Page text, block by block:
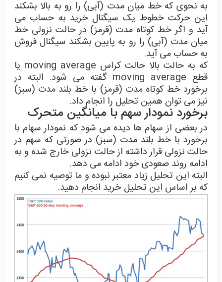
به نحوی که خط میان مدت (آبی) را رو به بالا بشکند
این حرکت خطوط یک سیگنال خرید به حساب می
آید و اگر خط کوتاه مدت (قرمز) در حالت نزولی خط
میان مدت (آبی) را رو به پایین بشکند سیگنال فروش
به حساب می آید.
که به حالت بالا حالت کراس moving average یا
قطع moving average گفته می شود. البته در
برخورد خط کوتاه مدت (قرمز) با خط بلند مدت (سبز)
نیز می توان همین تحلیل را انجام داد.
برخورد نمودار سهم با میانگین متحرک
در بعضی از سهام ها دیده می شود که نمودار سهام با
برخورد با خط بلند مدت (سبز) در صورتی که سهم در
حالت نزولی قرار داشته از حالت نزولی خارج شده و به
ادامه روند صعودی خود ادامه می دهد.
البته این تحلیل زیاد معتبر نبوده و ما توصیه نمی کنیم
که بر اساس این تحلیل خرید انجام دهید.